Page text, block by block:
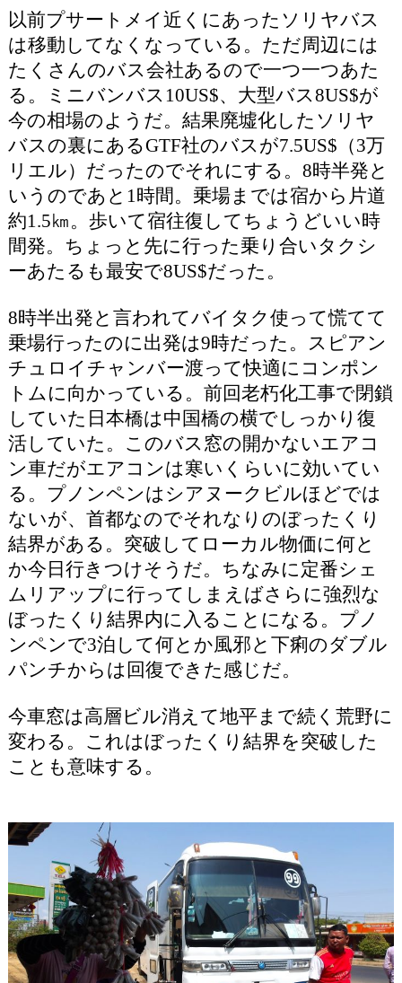
以前プサートメイ近くにあったソリヤバス
は移動してなくなっている。ただ周辺には
たくさんのバス会社あるので一つ一つあた
る。ミニバンバス10US$、大型バス8US$が
今の相場のようだ。結果廃墟化したソリヤ
バスの裏にあるGTF社のバスが7.5US$（3万
リエル）だったのでそれにする。8時半発と
いうのであと1時間。乗場までは宿から片道
約1.5㎞。歩いて宿往復してちょうどいい時
間発。ちょっと先に行った乗り合いタクシ
ーあたるも最安で8US$だった。
8時半出発と言われてバイタク使って慌てて
乗場行ったのに出発は9時だった。スピアン
チュロイチャンバー渡って快適にコンポン
トムに向かっている。前回老朽化工事で閉鎖
していた日本橋は中国橋の横でしっかり復
活していた。このバス窓の開かないエアコ
ン車だがエアコンは寒いくらいに効いてい
る。プノンペンはシアヌークビルほどでは
ないが、首都なのでそれなりのぼったくり
結界がある。突破してローカル物価に何と
か今日行きつけそうだ。ちなみに定番シェ
ムリアップに行ってしまえばさらに強烈な
ぼったくり結界内に入ることになる。プノ
ンペンで3泊して何とか風邪と下痢のダブル
パンチからは回復できた感じだ。
今車窓は高層ビル消えて地平まで続く荒野に
変わる。これはぼったくり結界を突破した
ことも意味する。